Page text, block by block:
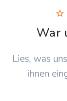
War
Lies, was
ihnen